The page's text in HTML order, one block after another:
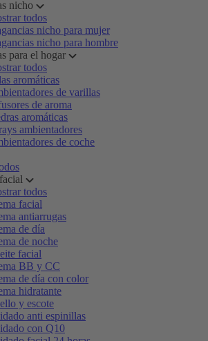
nicho
todos
nicho para mujer
nicho para hombre
para el hogar
todos
aromáticas
de varillas
de aroma
aromáticas
ambientadores
de coche
todos
facial
antiarrugas
de día
de noche
facial
BB y CC
de día con color
hidratante
y escote
anti espinillas
con Q10